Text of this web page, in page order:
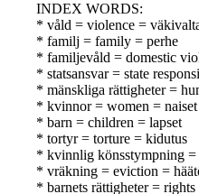
INDEX WORDS:
* våld = violence =
* familj = family = perhe
* familjevåld = domestic
* statsansvar = state
* mänskliga rättigheter =
* kvinnor = women = naiset
* barn = children = lapset
* tortyr = torture = kidutus
* kvinnlig könsstympning
* vräkning = eviction =
* barnets rättigheter =